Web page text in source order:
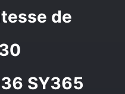
de
SY365